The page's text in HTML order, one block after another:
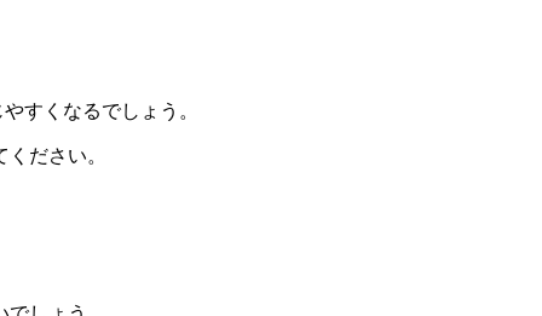
すくなるでしょう。
ださい。